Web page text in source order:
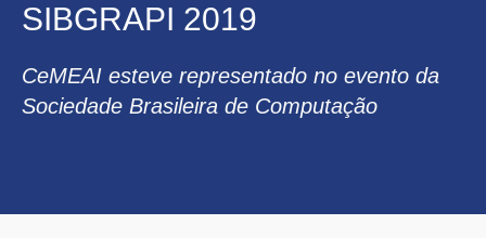
SIBGRAPI 2019
CeMEAI esteve representado no evento da
Sociedade Brasileira de Computação